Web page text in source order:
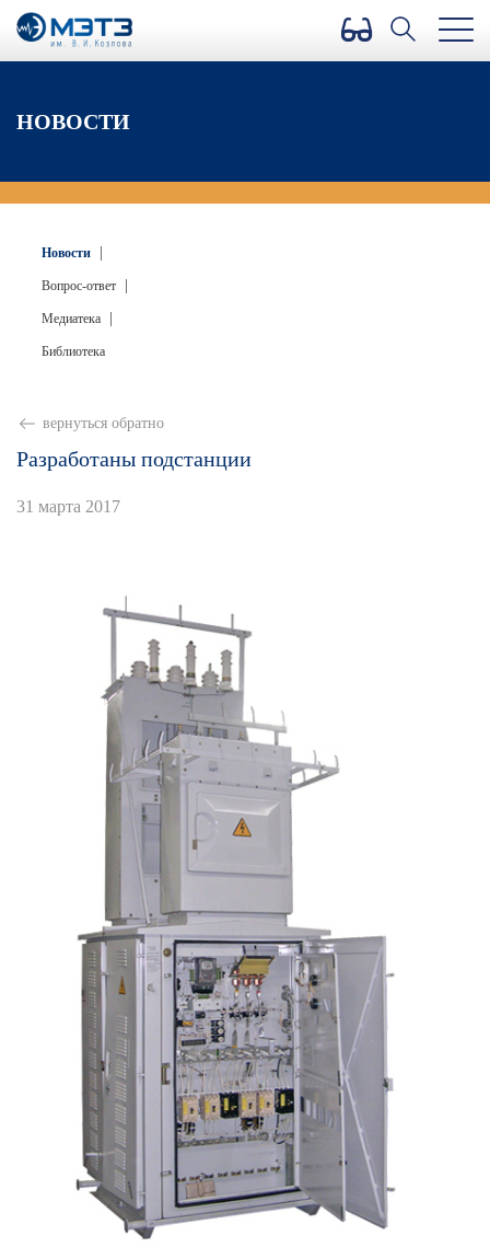
Версия для слабовидящих
НОВОСТИ
Новости
Вопрос-ответ
Медиатека
Библиотека
вернуться обратно
Разработаны подстанции
31 марта 2017